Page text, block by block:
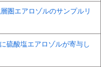
圏エアロゾルのサンプルリ
硫酸塩エアロゾルが寄与し